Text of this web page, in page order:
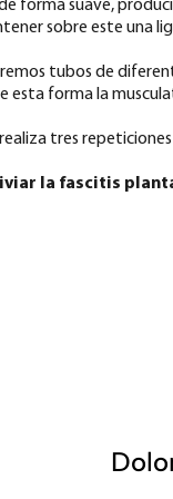
forma suave,
sobre este una
tubos de
forma la
realiza tres
la fascitis